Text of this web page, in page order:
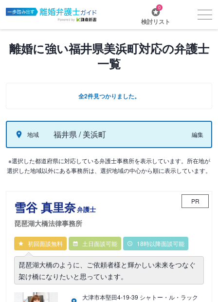
0
検討リスト
離婚に強い福井県美浜町対応の弁護士
一覧
全2件見つかりました。
地域 福井県 / 美浜町 編集
※選択した都道府県に対応している弁護士事務所を表示しています。所在地が
選択した地域以外にある事務所は、選択地域の中心から順に表示しています。
雪谷 真里奈弁護士
琵琶湖大橋法律事務所
PR
初回面談無料 土日面談可能 18時以降面談可能
琵琶湖大橋のように、ご依頼者様と輝かしい未来をつなぐ
架け橋になりたいと思っています。
大津市本堅田4-19-39 シャトー・ル・ラック